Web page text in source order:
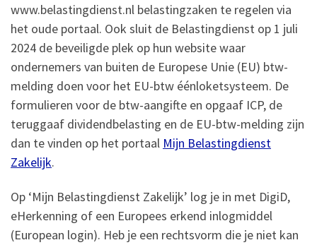
www.belastingdienst.nl belastingzaken te regelen via
het oude portaal. Ook sluit de Belastingdienst op 1 juli
2024 de beveiligde plek op hun website waar
ondernemers van buiten de Europese Unie (EU) btw-
melding doen voor het EU-btw éénloketsysteem. De
formulieren voor de btw-aangifte en opgaaf ICP, de
teruggaaf dividendbelasting en de EU-btw-melding zijn
dan te vinden op het portaal Mijn Belastingdienst
Zakelijk.
Op ‘Mijn Belastingdienst Zakelijk’ log je in met DigiD,
eHerkenning of een Europees erkend inlogmiddel
(European login). Heb je een rechtsvorm die je niet kan